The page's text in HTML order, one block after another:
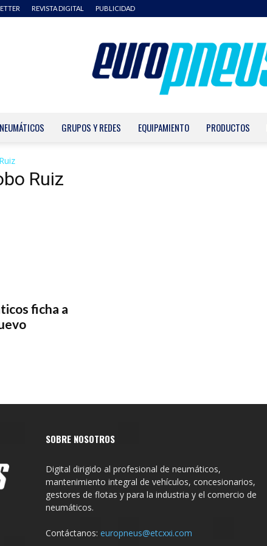
REVISTA DIGITAL PUBLICIDAD
NEUMÁTICOS GRUPOS Y REDES EQUIPAMIENTO PRODUCTOS
Ruiz
ficha a
SOBRE NOSOTROS
Digital dirigido al profesional de neumáticos,
mantenimiento integral de vehículos, concesionarios,
gestores de flotas y para la industria y el comercio de
neumáticos.
Contáctanos: europneus@etcxxi.com